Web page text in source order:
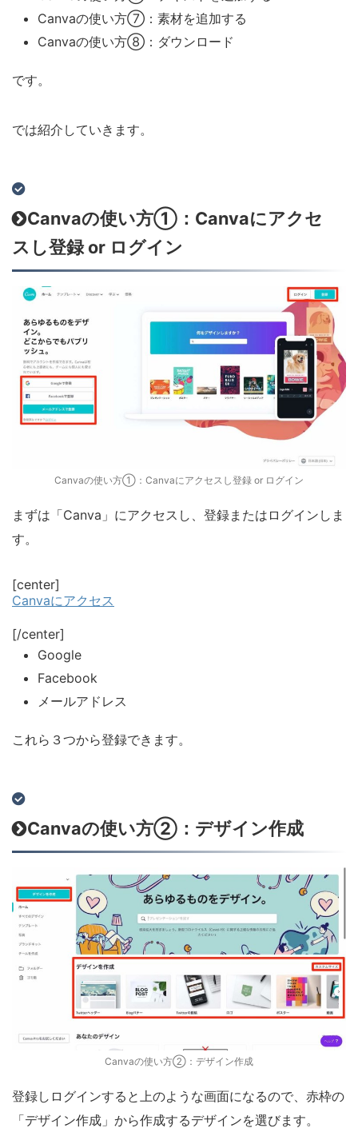
Canvaの使い方⑦：素材を追加する
Canvaの使い方⑧：ダウンロード
です。
では紹介していきます。
Canvaの使い方①：Canvaにアクセ
スし登録 or ログイン
Canvaの使い方①：Canvaにアクセスし登録 or ログイン
まずは「Canva」にアクセスし、登録またはログインしま
す。
[center]
Canvaにアクセス
[/center]
Google
Facebook
メールアドレス
これら３つから登録できます。
Canvaの使い方②：デザイン作成
Canvaの使い方②：デザイン作成
登録しログインすると上のような画面になるので、赤枠の
「デザイン作成」から作成するデザインを選びます。